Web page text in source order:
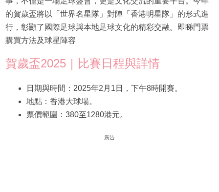
的賀歲盃將以「世界名星隊」對陣「香港明星隊」的形式進
行，彰顯了國際足球與本地足球文化的精彩交融。即睇門票
購買方法及球星陣容
賀歲盃2025｜比賽日程與詳情
日期與時間：2025年2月1日，下午8時開賽。
地點：香港大球場。
票價範圍：380至1280港元。
廣告